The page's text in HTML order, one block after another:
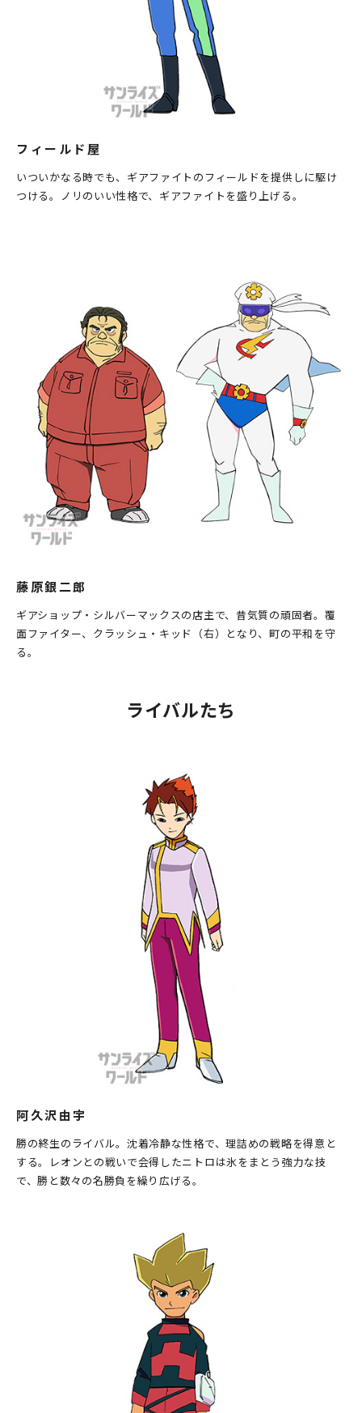
フィールド屋
いついかなる時でも、ギアファイトのフィールドを提供しに駆け
つける。ノリのいい性格で、ギアファイトを盛り上げる。
藤原銀二郎
ギアショップ・シルバーマックスの店主で、昔気質の頑固者。覆
面ファイター、クラッシュ・キッド（右）となり、町の平和を守
る。
ライバルたち
阿久沢由宇
勝の終生のライバル。沈着冷静な性格で、理詰めの戦略を得意と
する。レオンとの戦いで会得したニトロは氷をまとう強力な技
で、勝と数々の名勝負を繰り広げる。